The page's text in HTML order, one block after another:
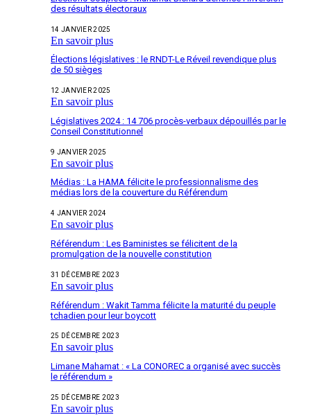
des résultats électoraux
14 JANVIER 2025
En savoir plus
Élections législatives : le RNDT-Le Réveil revendique plus
de 50 sièges
12 JANVIER 2025
En savoir plus
Législatives 2024 : 14 706 procès-verbaux dépouillés par le
Conseil Constitutionnel
9 JANVIER 2025
En savoir plus
Médias : La HAMA félicite le professionnalisme des
médias lors de la couverture du Référendum
4 JANVIER 2024
En savoir plus
Référendum : Les Baministes se félicitent de la
promulgation de la nouvelle constitution
31 DÉCEMBRE 2023
En savoir plus
Référendum : Wakit Tamma félicite la maturité du peuple
tchadien pour leur boycott
25 DÉCEMBRE 2023
En savoir plus
Limane Mahamat : « La CONOREC a organisé avec succès
le référendum »
25 DÉCEMBRE 2023
En savoir plus